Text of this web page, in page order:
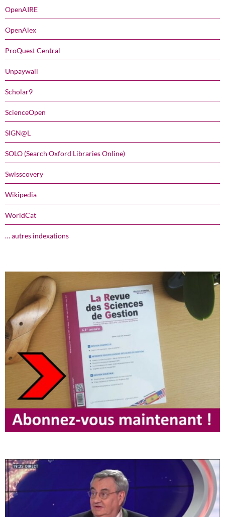
OpenAIRE
OpenAlex
ProQuest Central
Unpaywall
Scholar9
ScienceOpen
SIGN@L
SOLO (Search Oxford Libraries Online)
Swisscovery
Wikipedia
WorldCat
… autres indexations